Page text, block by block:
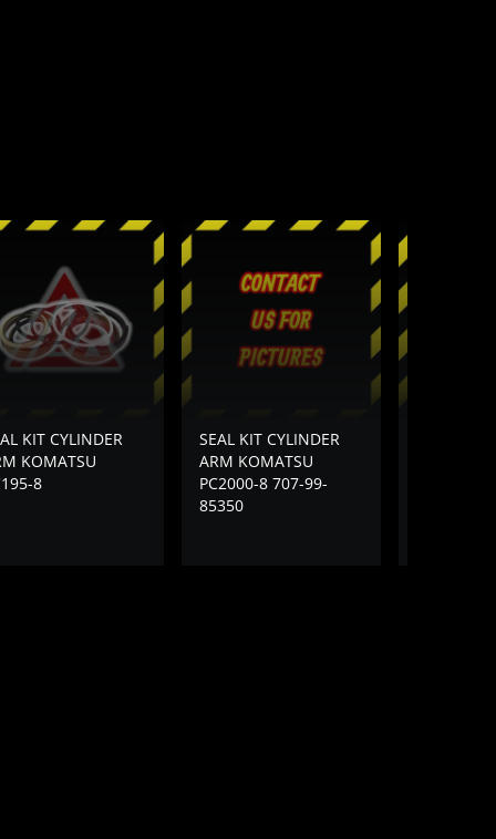
KIT CYLINDER
KOMATSU
8
SEAL KIT CYLINDER
ARM KOMATSU
PC2000-8 707-99-
85350